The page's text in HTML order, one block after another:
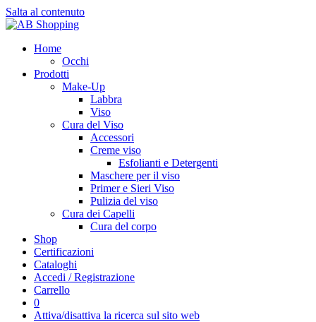
Salta al contenuto
Home
Occhi
Prodotti
Make-Up
Labbra
Viso
Cura del Viso
Accessori
Creme viso
Esfolianti e Detergenti
Maschere per il viso
Primer e Sieri Viso
Pulizia del viso
Cura dei Capelli
Cura del corpo
Shop
Certificazioni
Cataloghi
Accedi / Registrazione
Carrello
0
Attiva/disattiva la ricerca sul sito web